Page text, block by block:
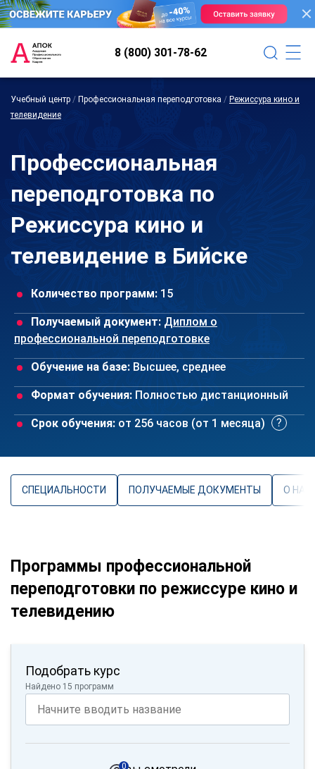
8 (800) 301-78-62
Учебный центр / Профессиональная переподготовка / Режиссура кино и
телевидение
Профессиональная
переподготовка по
Режиссура кино и
телевидение в Бийске
Количество программ: 15
Получаемый документ: Диплом о
профессиональной переподготовке
Обучение на базе: Высшее, среднее
Формат обучения: Полностью дистанционный
Срок обучения: от 256 часов (от 1 месяца)
СПЕЦИАЛЬНОСТИ ПОЛУЧАЕМЫЕ ДОКУМЕНТЫ О
Программы профессиональной
переподготовки по режиссуре кино и
телевидению
Подобрать курс
Найдено 15 программ
0